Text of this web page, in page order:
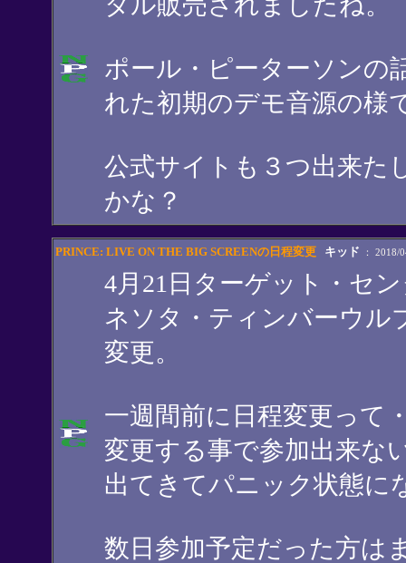
ポール・ピーターソンの
れた初期のデモ音源の様
公式サイトも３つ出来た
かな？
PRINCE: LIVE ON THE BIG SCREENの日程変更 キッド ： 2018/
4月21日ターゲット・セ
ネソタ・ティンバーウル
変更。
一週間前に日程変更って
変更する事で参加出来な
出てきてパニック状態に
数日参加予定だった方は